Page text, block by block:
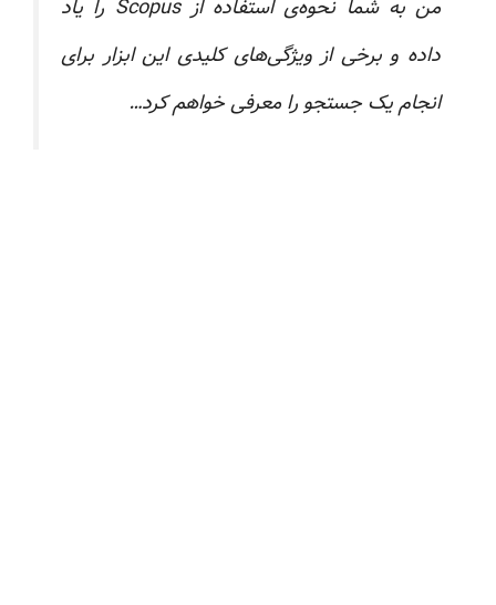
من به شما نحوه‌ی استفاده از Scopus را یاد
داده و برخی از ویژگی‌های کلیدی این ابزار برای
انجام یک جستجو را معرفی خواهم کرد…